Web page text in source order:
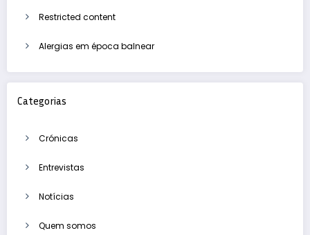
Restricted content
Alergias em época balnear
Categorias
Crónicas
Entrevistas
Notícias
Quem somos